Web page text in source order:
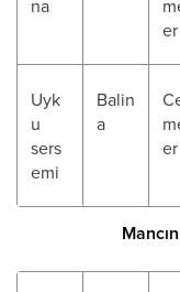
na
er
Uyk
u
sers
emi
Balin
a
er